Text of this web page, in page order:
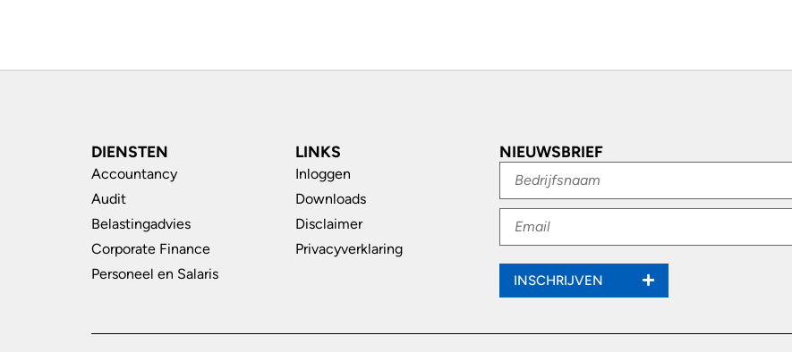
DIENSTEN
Accountancy
Audit
Belastingadvies
Corporate Finance
Personeel en Salaris
LINKS
Inloggen
Downloads
Disclaimer
Privacyverklaring
NIEUWSBRIEF
INSCHRIJVEN